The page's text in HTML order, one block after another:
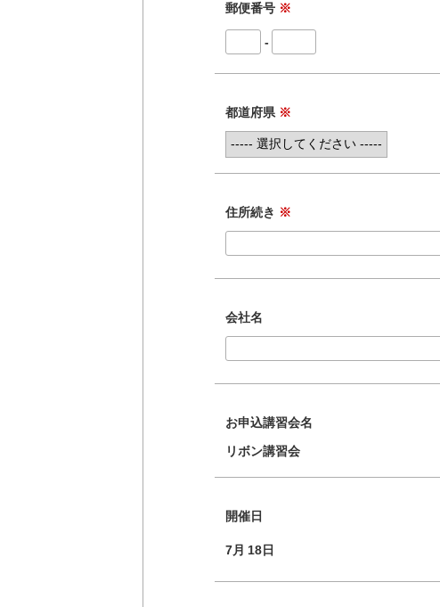
郵便番号 ※
-
都道府県 ※
住所続き ※
会社名
お申込講習会名
リボン講習会
開催日
7月 18日